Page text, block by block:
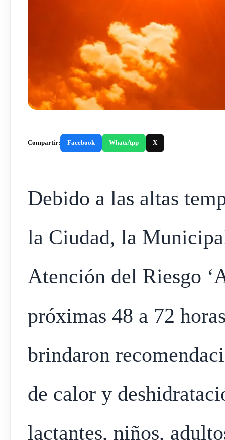
Compartir: Facebook WhatsApp X
Debido a las altas
la Ciudad, la
Atención del Riesgo
próximas 48 a 72
brindaron
de calor y
lactantes, niños,